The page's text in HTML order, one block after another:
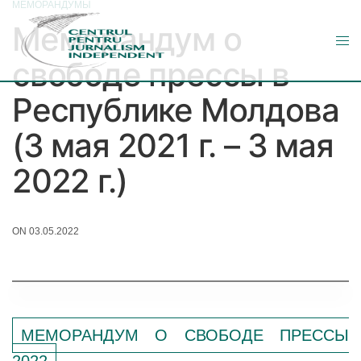
МЕМОРАНДУМЫ
Меморандум о
свободе прессы в
Республике Молдова
(3 мая 2021 г. – 3 мая
2022 г.)
ON 03.05.2022
МЕМОРАНДУМ О СВОБОДЕ ПРЕССЫ